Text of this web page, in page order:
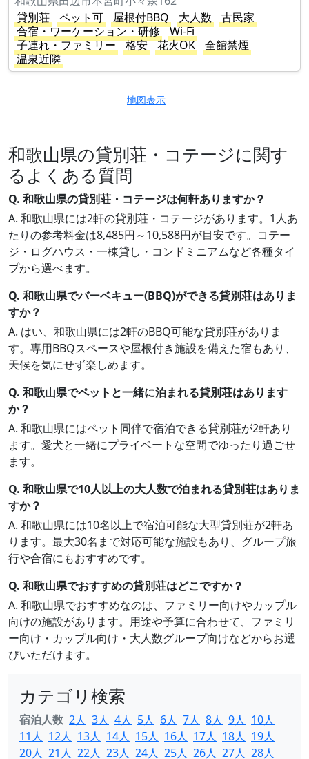
貸別荘
ペット可 屋根付BBQ 大人数
古民家
合宿・ワーケーション・研修
Wi-Fi
子連れ・ファミリー
格安 花火OK
全館禁煙
温泉近隣
地図表示
和歌山県の貸別荘・コテージに関す
るよくある質問
Q. 和歌山県の貸別荘・コテージは何軒ありますか？
A. 和歌山県には2軒の貸別荘・コテージがあります。1人あ
たりの参考料金は8,485円～10,588円が目安です。コテー
ジ・ログハウス・一棟貸し・コンドミニアムなど各種タイ
プから選べます。
Q. 和歌山県でバーベキュー(BBQ)ができる貸別荘はありま
すか？
A. はい、和歌山県には2軒のBBQ可能な貸別荘がありま
す。専用BBQスペースや屋根付き施設を備えた宿もあり、
天候を気にせず楽しめます。
Q. 和歌山県でペットと一緒に泊まれる貸別荘はあります
か？
A. 和歌山県にはペット同伴で宿泊できる貸別荘が2軒あり
ます。愛犬と一緒にプライベートな空間でゆったり過ごせ
ます。
Q. 和歌山県で10人以上の大人数で泊まれる貸別荘はありま
すか？
A. 和歌山県には10名以上で宿泊可能な大型貸別荘が2軒あ
ります。最大30名まで対応可能な施設もあり、グループ旅
行や合宿にもおすすめです。
Q. 和歌山県でおすすめの貸別荘はどこですか？
A. 和歌山県でおすすめなのは、ファミリー向けやカップル
向けの施設があります。用途や予算に合わせて、ファミリ
ー向け・カップル向け・大人数グループ向けなどからお選
びいただけます。
カテゴリ検索
宿泊人数 2人 3人 4人 5人 6人 7人 8人 9人 10人
11人 12人 13人 14人 15人 16人 17人 18人 19人
20人 21人 22人 23人 24人 25人 26人 27人 28人